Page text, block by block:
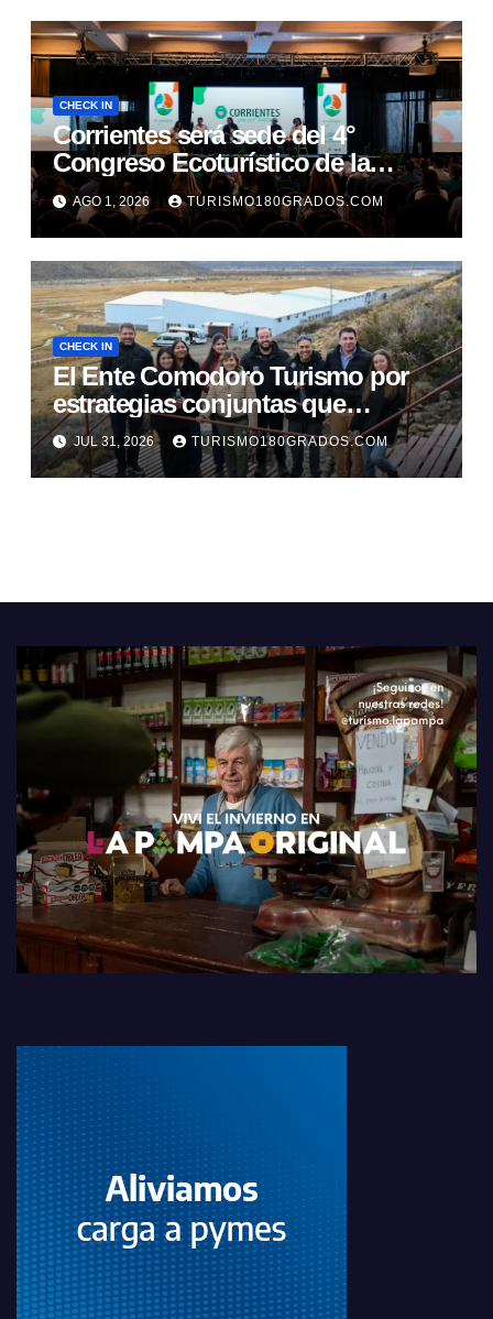
CHECK IN
Corrientes será sede del 4°
Congreso Ecoturístico de la
Región Litoral
AGO 1, 2026 TURISMO180GRADOS.COM
CHECK IN
El Ente Comodoro Turismo por
estrategias conjuntas que
fortalezcan la actividad en la
región
JUL 31, 2026 TURISMO180GRADOS.COM